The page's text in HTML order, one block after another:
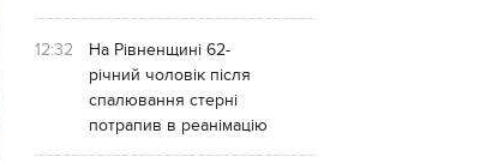
12:32
На Рівненщині 62-
річний чоловік після
спалювання стерні
потрапив в реанімацію